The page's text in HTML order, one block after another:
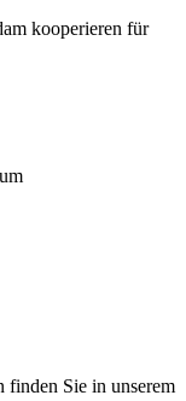
kooperieren für
finden Sie in unserem